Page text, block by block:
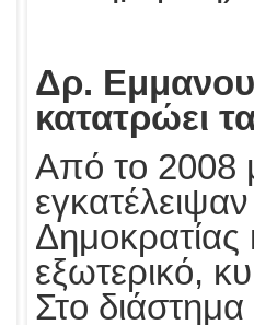
Δρ.
κατατρώει
Από το 2008
Δημοκρατίας
εξωτερικό,
Στο